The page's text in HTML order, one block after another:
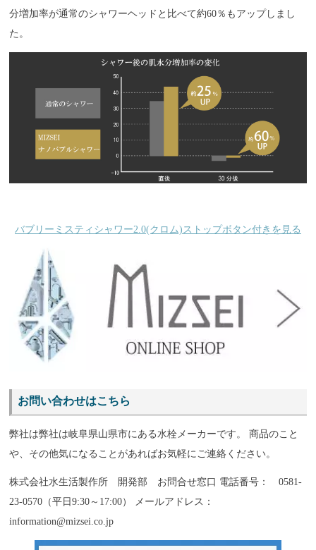
分増加率が通常のシャワーヘッドと比べて約60％もアップしまし
た。
バブリーミスティシャワー2.0(クロム)ストップボタン付きを見る
お問い合わせはこちら
弊社は弊社は岐阜県山県市にある水栓メーカーです。 商品のこと
や、その他気になることがあればお気軽にご連絡ください。
株式会社水生活製作所 開発部 お問合せ窓口 電話番号： 0581-
23-0570（平日9:30～17:00） メールアドレス：
information@mizsei.co.jp